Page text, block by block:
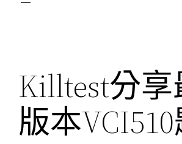
Killtest分
版本